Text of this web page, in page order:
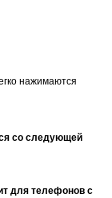
нажимаются
со следующей
для телефонов с